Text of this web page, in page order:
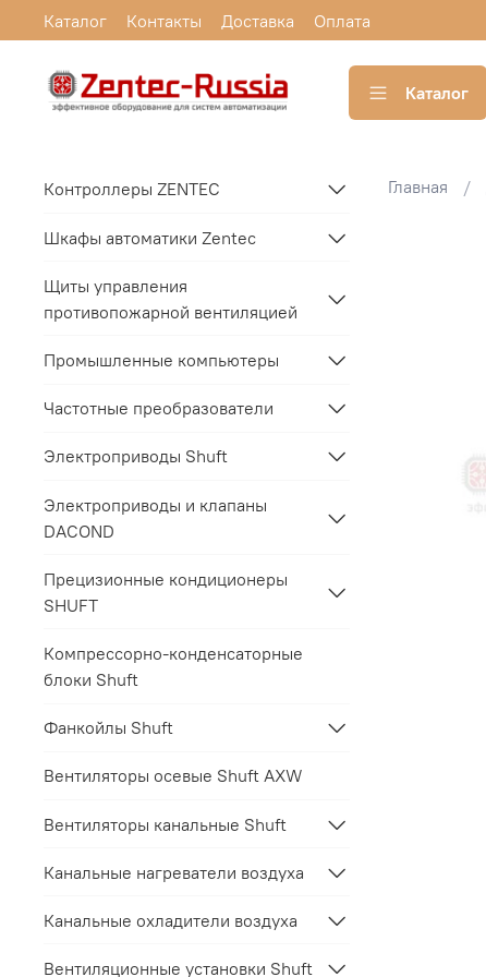
Каталог Контакты Доставка Оплата
Каталог
Главная
Контроллеры ZENTEC
Шкафы автоматики Zentec
Щиты управления
противопожарной вентиляцией
Промышленные компьютеры
Частотные преобразователи
Электроприводы Shuft
Электроприводы и клапаны
DACOND
Прецизионные кондиционеры
SHUFT
Компрессорно-конденсаторные
блоки Shuft
Фанкойлы Shuft
Вентиляторы осевые Shuft AXW
Вентиляторы канальные Shuft
Канальные нагреватели воздуха
Канальные охладители воздуха
Вентиляционные установки Shuft